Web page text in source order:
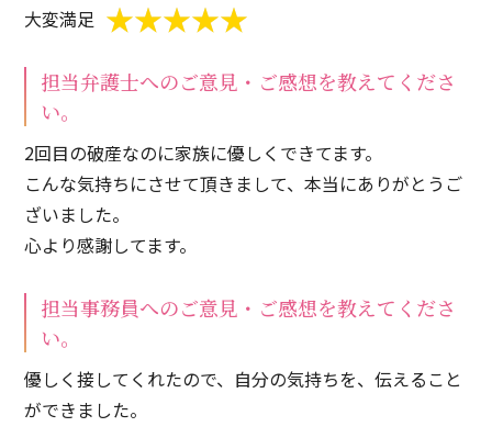
大変満足
担当弁護士へのご意見・ご感想を教えてくださ
い。
2回目の破産なのに家族に優しくできてます。
こんな気持ちにさせて頂きまして、本当にありがとうご
ざいました。
心より感謝してます。
担当事務員へのご意見・ご感想を教えてくださ
い。
優しく接してくれたので、自分の気持ちを、伝えること
ができました。